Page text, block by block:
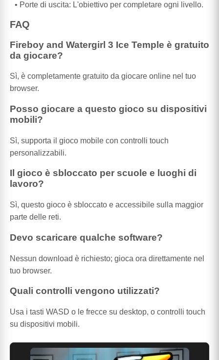
Porte di uscita: L'obiettivo per completare ogni livello.
FAQ
Fireboy and Watergirl 3 Ice Temple è gratuito
da giocare?
Sì, è completamente gratuito da giocare online nel tuo
browser.
Posso giocare a questo gioco su dispositivi
mobili?
Sì, supporta il gioco mobile con controlli touch
personalizzabili.
Il gioco è sbloccato per scuole e luoghi di
lavoro?
Sì, questo gioco è sbloccato e accessibile sulla maggior
parte delle reti.
Devo scaricare qualche software?
Nessun download è richiesto; gioca ora direttamente nel
tuo browser.
Quali controlli vengono utilizzati?
Usa i tasti WASD o le frecce su desktop, o controlli touch
su dispositivi mobili.